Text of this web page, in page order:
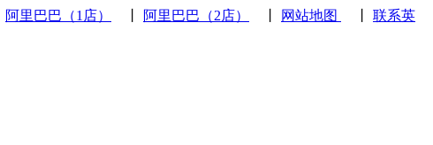
阿里巴巴（1店） 阿里巴巴（2店） 网站地图
联系英